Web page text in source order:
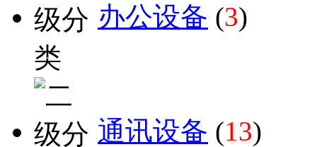
办公设备 (3)
通讯设备 (13)